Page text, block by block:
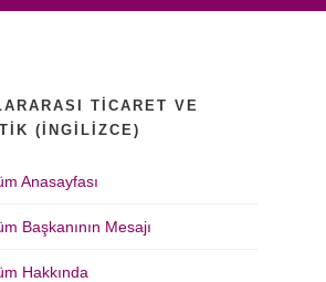
TICARET VE
(İNGILIZCE)
Anasayfası
Başkanının Mesajı
Hakkında